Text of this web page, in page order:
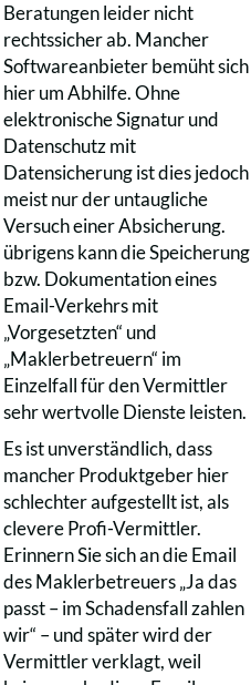
Beratungen leider nicht
rechtssicher ab. Mancher
Softwareanbieter bemüht sich
hier um Abhilfe. Ohne
elektronische Signatur und
Datenschutz mit
Datensicherung ist dies jedoch
meist nur der untaugliche
Versuch einer Absicherung.
übrigens kann die Speicherung
bzw. Dokumentation eines
Email-Verkehrs mit
„Vorgesetzten“ und
„Maklerbetreuern“ im
Einzelfall für den Vermittler
sehr wertvolle Dienste leisten.
Es ist unverständlich, dass
mancher Produktgeber hier
schlechter aufgestellt ist, als
clevere Profi-Vermittler.
Erinnern Sie sich an die Email
des Maklerbetreuers „Ja das
passt – im Schadensfall zahlen
wir“ – und später wird der
Vermittler verklagt, weil